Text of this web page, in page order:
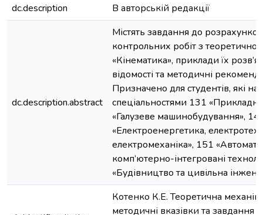
dc.description
В авторській редакції
dc.description.abstract
Містять завдання до
контрольних робіт з теоретичної
«Кінематика», приклади їх
відомості та методичні
Призначено для студентів, які
спеціальностями 131
«Галузеве машинобудування»,
«Електроенергетика,
електромеханіка», 151
комп’ютерно-інтегровані
«Будівництво та цивільна
Котенко К.Е. Теоретична
методичні вказівки та завдання